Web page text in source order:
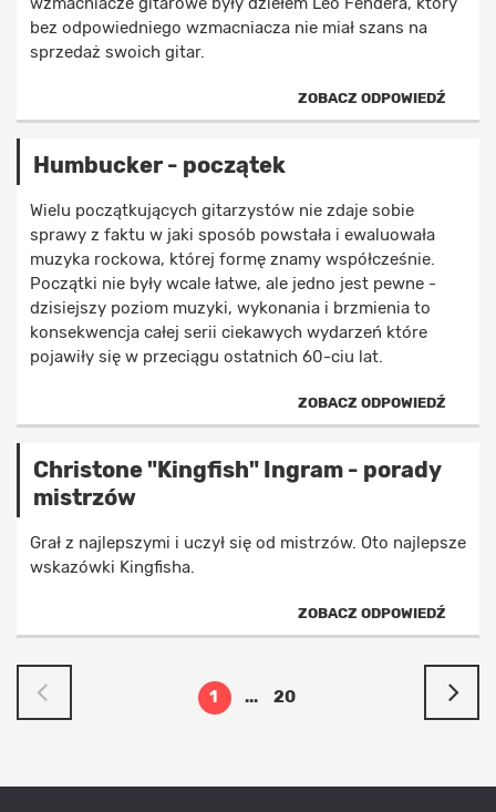
bez odpowiedniego wzmacniacza nie miał szans na
sprzedaż swoich gitar.
ZOBACZ ODPOWIEDŹ
Humbucker - początek
Wielu początkujących gitarzystów nie zdaje sobie
sprawy z faktu w jaki sposób powstała i ewaluowała
muzyka rockowa, której formę znamy współcześnie.
Początki nie były wcale łatwe, ale jedno jest pewne -
dzisiejszy poziom muzyki, wykonania i brzmienia to
konsekwencja całej serii ciekawych wydarzeń które
pojawiły się w przeciągu ostatnich 60-ciu lat.
ZOBACZ ODPOWIEDŹ
Christone "Kingfish" Ingram - porady
mistrzów
Grał z najlepszymi i uczył się od mistrzów. Oto najlepsze
wskazówki Kingfisha.
ZOBACZ ODPOWIEDŹ
1 ... 20